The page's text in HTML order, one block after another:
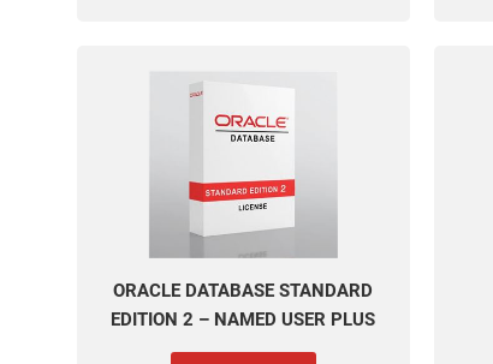
ORACLE DATABASE STANDARD
EDITION 2 – NAMED USER PLUS
PERPETUAL